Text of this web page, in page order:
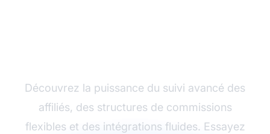
Découvrez la puissance du suivi avancé des
affiliés, des structures de commissions
flexibles et des intégrations fluides. Essayez